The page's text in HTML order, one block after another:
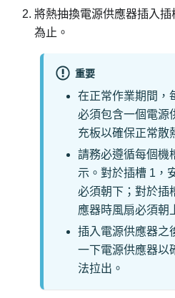
將熱抽換電源供應器插入
為止。
重要
在正常作業期間，
必須包含一個電源
充板以確保正常散
請務必遵循每個機
示。 對於插槽 1，
必須朝下；對於插
應器時風扇必須朝
插入電源供應器之
一下電源供應器以
法拉出。